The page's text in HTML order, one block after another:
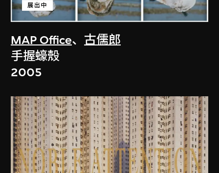
MAP Office、 古儒郎
展出中
手握蠔殼
2005